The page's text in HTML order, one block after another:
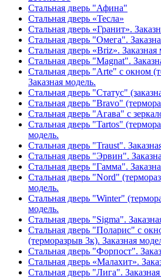
Стальная дверь "Афина"
Стальная дверь «Тесла»
Стальная дверь «Гранит».
Стальная дверь "Омега".
Стальная дверь «Briz». Заказная
Стальная дверь "Magnat".
Стальная дверь "Arte" с окном
Заказная модель.
Стальная дверь "Статус"
Стальная дверь "Bravo"
Стальная дверь "Агава" с
Стальная дверь "Tartos"
модель.
Стальная дверь "Traust".
Стальная дверь "Эрвин".
Стальная дверь "Гамма".
Стальная дверь "Nord"
модель.
Стальная дверь "Winter"
модель.
Стальная дверь "Sigma".
Стальная дверь "Поларис" с
(терморазрыв 3к). Заказная
Стальная дверь "Форпост".
Стальная дверь «Малахит».
Стальная дверь "Лига".